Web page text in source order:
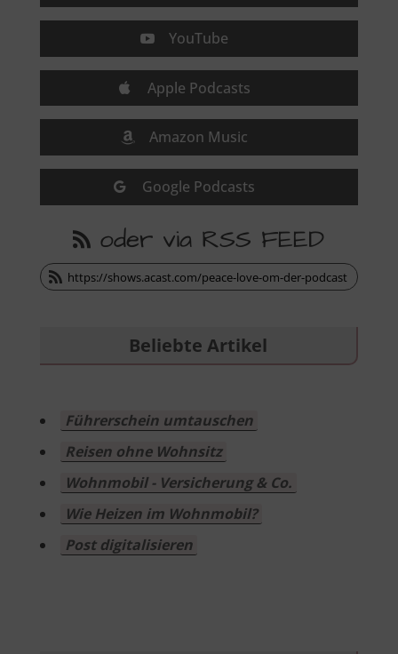
YouTube
Apple Podcasts
Amazon Music
Google Podcasts
 oder via RSS FEED

Beliebte Artikel
Führerschein umtauschen
Reisen ohne Wohnsitz
Wohnmobil - Versicherung & Co.
Wie Heizen im Wohnmobil?
Post digitalisieren